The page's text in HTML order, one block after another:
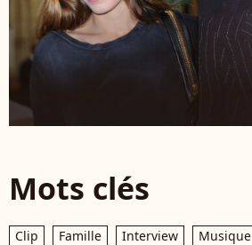
Mots clés
Clip Famille Interview
Musique